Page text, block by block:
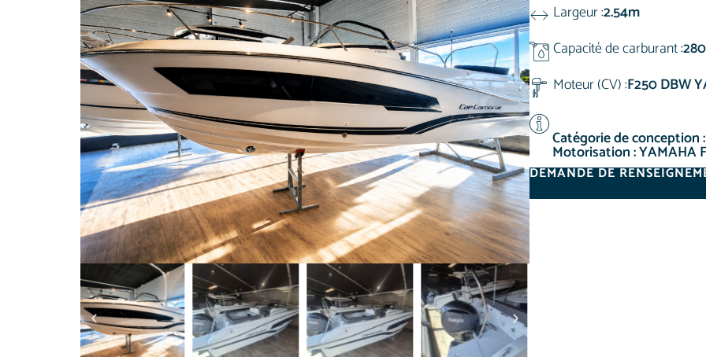
Largeur :2.54m
Capacité de carburant :
Moteur (CV) :F250 DBW
Catégorie de conception
Motorisation : YAMAHA
DEMANDE DE